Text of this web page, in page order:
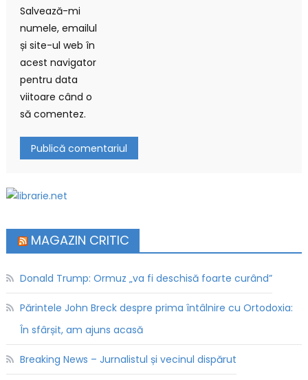
Salvează-mi
numele, emailul
și site-ul web în
acest navigator
pentru data
viitoare când o
să comentez.
MAGAZIN CRITIC
Donald Trump: Ormuz „va fi deschisă foarte curând”
Părintele John Breck despre prima întâlnire cu Ortodoxia:
În sfârșit, am ajuns acasă
Breaking News – Jurnalistul și vecinul dispărut